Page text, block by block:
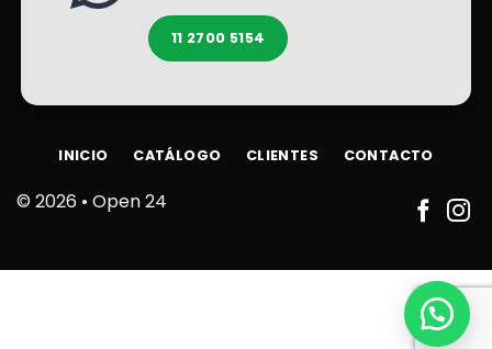
11 2700 5154
© 2026 • Open 24
INICIO CATÁLOGO CLIENTES CONTACTO